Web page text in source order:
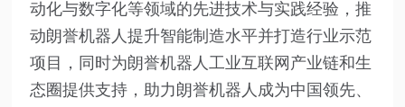
动化与数字化等领域的先进技术与实践经验，推
动朗誉机器人提升智能制造水平并打造行业示范
项目，同时为朗誉机器人工业互联网产业链和生
态圈提供支持，助力朗誉机器人成为中国领先、